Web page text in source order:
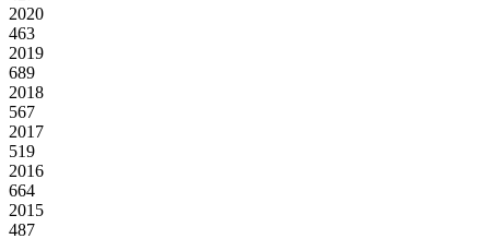
2020
463
2019
689
2018
567
2017
519
2016
664
2015
487